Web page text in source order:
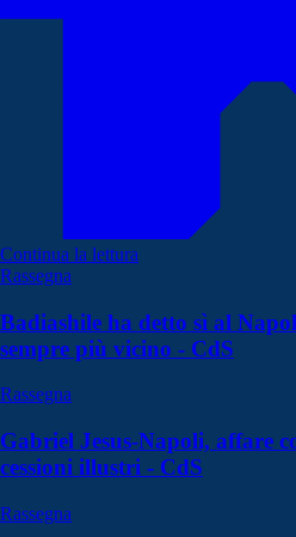
Continua la lettura
Rassegna
Badiashile ha detto sì al
sempre più vicino - CdS
Rassegna
Gabriel Jesus-Napoli, affare
cessioni illustri - CdS
Rassegna